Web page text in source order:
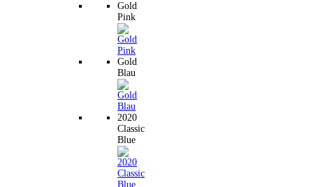
Gold
Pink
Gold
Blau
2020
Classic
Blue